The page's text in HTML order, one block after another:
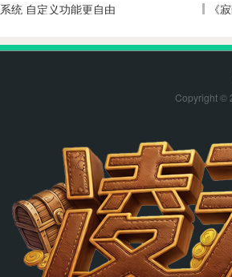
统 自定义功能更自由
《
Copyright ©